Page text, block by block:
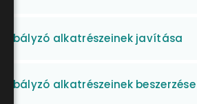
alkatrészeinek javítása
alkatrészeinek beszerzése